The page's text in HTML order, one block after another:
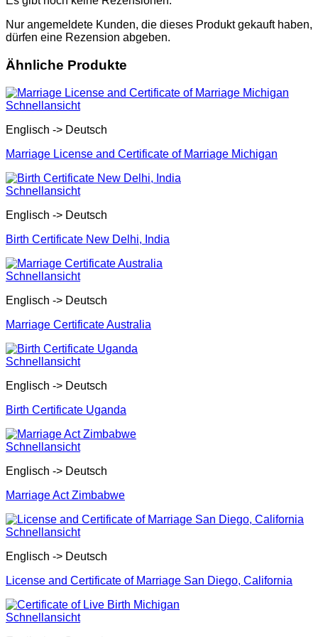
Nur angemeldete Kunden, die dieses Produkt gekauft haben,
dürfen eine Rezension abgeben.
Ähnliche Produkte
Schnellansicht
Englisch -> Deutsch
Marriage License and Certificate of Marriage Michigan
Schnellansicht
Englisch -> Deutsch
Birth Certificate New Delhi, India
Schnellansicht
Englisch -> Deutsch
Marriage Certificate Australia
Schnellansicht
Englisch -> Deutsch
Birth Certificate Uganda
Schnellansicht
Englisch -> Deutsch
Marriage Act Zimbabwe
Schnellansicht
Englisch -> Deutsch
License and Certificate of Marriage San Diego, California
Schnellansicht